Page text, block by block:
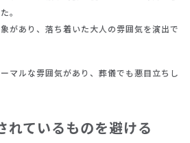
。
があり、落ち着いた大人の雰囲気を演出で
マルな雰囲気があり、葬儀でも悪目立ちし
ているものを避ける